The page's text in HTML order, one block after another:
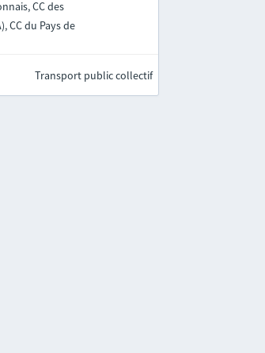
CC des
CC du Pays de
Transport public collectif